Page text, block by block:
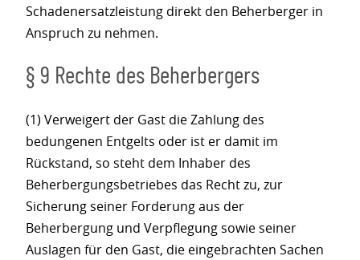
Schadenersatzleistung direkt den Beherberger in
Anspruch zu nehmen.
§ 9 Rechte des Beherbergers
(1) Verweigert der Gast die Zahlung des
bedungenen Entgelts oder ist er damit im
Rückstand, so steht dem Inhaber des
Beherbergungsbetriebes das Recht zu, zur
Sicherung seiner Forderung aus der
Beherbergung und Verpflegung sowie seiner
Auslagen für den Gast, die eingebrachten Sachen